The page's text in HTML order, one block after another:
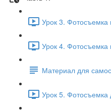
Урок 3. Фотосъемка
Урок 4. Фотосъемка
Материал для
Урок 5. Фотосъемка